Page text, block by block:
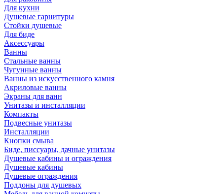
Для кухни
Душевые гарнитуры
Стойки душевые
Для биде
Аксессуары
Ванны
Стальные ванны
Чугунные ванны
Ванны из искусственного камня
Акриловые ванны
Экраны для ванн
Унитазы и инсталляции
Компакты
Подвесные унитазы
Инсталляции
Кнопки смыва
Биде, писсуары, дачные унитазы
Душевые кабины и ограждения
Душевые кабины
Душевые ограждения
Поддоны для душевых